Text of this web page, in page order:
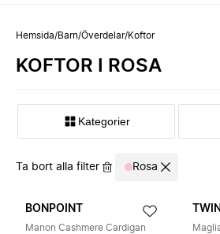
Hemsida/Barn/Överdelar/Koftor
KOFTOR I ROSA
Kategorier
Ta bort alla filter Rosa
BONPOINT
Manon Cashmere Cardigan